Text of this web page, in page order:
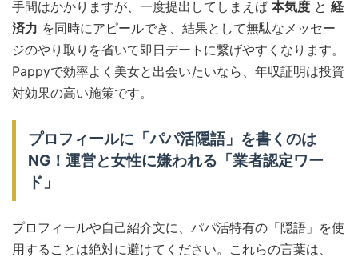
手間はかかりますが、一度提出してしまえば 本気度 と 経
済力 を同時にアピールでき、結果として無駄なメッセー
ジのやり取りを省いて即日デートに繋げやすくなります。
Pappyで効率よく美女と出会いたいなら、年収証明は投資
対効果の高い施策です。
プロフィールに「パパ活隠語」を書くのは
NG！運営と女性に嫌われる「業者認定ワー
ド」
プロフィールや自己紹介文に、パパ活特有の「隠語」を使
用することは絶対に避けてください。これらの言葉は、